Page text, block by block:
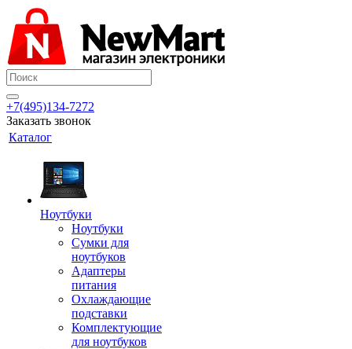
+7(495)134-7272
Заказать звонок
Каталог
Ноутбуки
Ноутбуки
Сумки для
ноутбуков
Адаптеры
питания
Охлаждающие
подставки
Комплектующие
для ноутбуков